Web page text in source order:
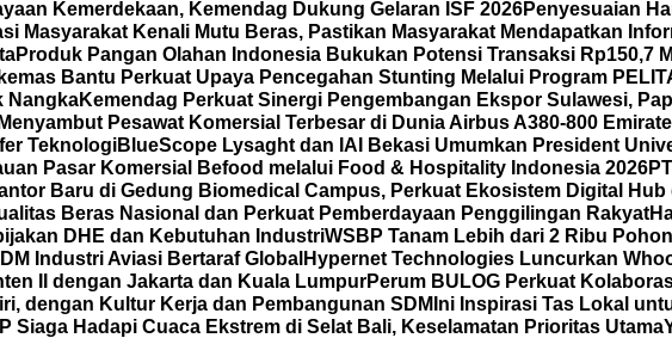
Kemerdekaan, Kemendag Dukung Gelaran ISF 2026Penyesuaian
Masyarakat Kenali Mutu Beras, Pastikan Masyarakat Mendapatkan
Produk Pangan Olahan Indonesia Bukukan Potensi Transaksi Rp150,7
Bantu Perkuat Upaya Pencegahan Stunting Melalui Program
NangkaKemendag Perkuat Sinergi Pengembangan Ekspor Sulawesi,
Pesawat Komersial Terbesar di Dunia Airbus A380-800
TeknologiBlueScope Lysaght dan IAI Bekasi Umumkan President
Pasar Komersial Befood melalui Food & Hospitality Indonesia 2026
Baru di Gedung Biomedical Campus, Perkuat Ekosistem Digital Hub
Beras Nasional dan Perkuat Pemberdayaan Penggilingan Rakyat
DHE dan Kebutuhan IndustriWSBP Tanam Lebih dari 2 Ribu
Industri Aviasi Bertaraf Global Hypernet Technologies Luncurkan
II dengan Jakarta dan Kuala LumpurPerum BULOG Perkuat
dengan Kultur Kerja dan Pembangunan SDM Ini Inspirasi Tas Lokal
Siaga Hadapi Cuaca Ekstrem di Selat Bali, Keselamatan Prioritas Utama